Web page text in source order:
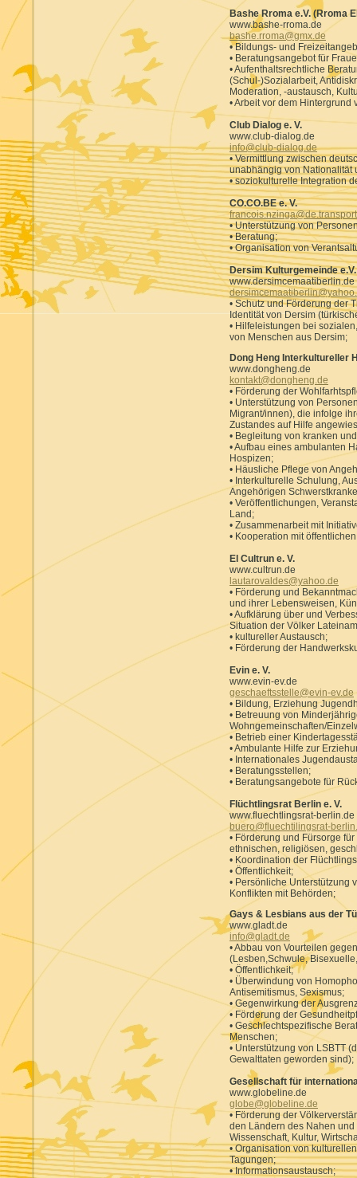
Bashe Rroma e.V. (Rroma
www.bashe-rroma.de
bashe.rroma@gmx.de
• Bildungs- und
• Beratungsangebot für
• Aufenthaltsrechtliche
(Schul-)Sozialarbeit,
Moderation, -austausch,
• Arbeit vor dem
Club Dialog e. V.
www.club-dialog.de
info@club-dialog.de
• Vermittlung zwischen
unabhängig von Nationalität
• soziokulturelle Integration
CO.CO.BE e. V.
• Unterstützung von
• Beratung;
• Organisation von
Dersim Kulturgemeinde e.V.
www.dersimcemaatiberlin.de
• Schutz und Förderung der
Identität von Dersim
• Hilfeleistungen bei
von Menschen aus Dersim;
Dong Heng Interkultureller
www.dongheng.de
kontakt@dongheng.de
• Förderung der
• Unterstützung von
Migrant/innen), die infolge
Zustandes auf Hilfe
• Begleitung von kranken
• Aufbau eines ambulanten
Hospizen;
• Häusliche Pflege von
• Interkulturelle Schulung,
Angehörigen
• Veröffentlichungen,
Land;
• Zusammenarbeit mit
• Kooperation mit
El Cultrun e. V.
www.cultrun.de
lautarovaldes@yahoo.de
• Förderung und
und ihrer Lebensweisen,
• Aufklärung über und
Situation der Völker
• kultureller Austausch;
• Förderung der
Evin e. V.
www.evin-ev.de
geschaeftsstelle@evin-ev.de
• Bildung, Erziehung
• Betreuung von
Wohngemeinschaften/
• Betrieb einer
• Ambulante Hilfe zur
• Internationales
• Beratungsstellen;
• Beratungsangebote für
Flüchtlingsrat Berlin e. V.
www.fluechtlingsrat-berlin.de
buero@fluechtilingsrat-
• Förderung und Fürsorge
ethnischen, religiösen,
• Koordination der
• Öffentlichkeit;
• Persönliche Unterstützung
Konflikten mit Behörden;
Gays & Lesbians aus der
www.gladt.de
info@gladt.de
• Abbau von Vourteilen
(Lesben,Schwule,
• Öffentlichkeit;
• Überwindung von
Antisemitismus, Sexismus;
• Gegenwirkung der
• Förderung der
• Geschlechtspezifische
Menschen;
• Unterstützung von LSBTT
Gewalttaten geworden sind);
Gesellschaft für
www.globeline.de
globe@globeline.de
• Förderung der
den Ländern des Nahen
Wissenschaft, Kultur,
• Organisation von
Tagungen;
• Informationsaustausch;